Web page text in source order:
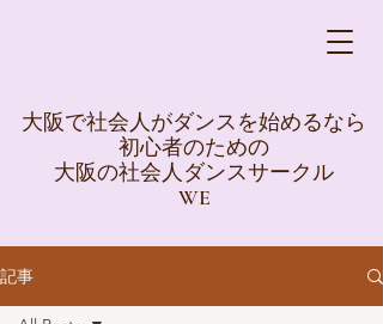
大阪で社会人がダンスを始めるなら
初心者のための
大阪の社会人ダンスサークル
WE
記事